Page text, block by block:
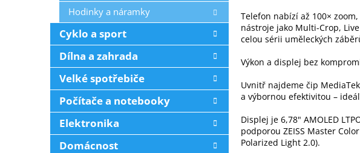
Hodinky a náramky
Cyklo a sport
Dílna a zahrada
Velké spotřebiče
Počítače a notebooky
Elektronika
Domácnost
Telefon nabízí až 100×
nástroje jako Multi-Crop,
celou sérii uměleckých
Výkon a displej bez
Uvnitř najdeme čip
a výbornou efektivitou –
Displej je 6,78" AMOLED
podporou ZEISS Master
Polarized Light 2.0).